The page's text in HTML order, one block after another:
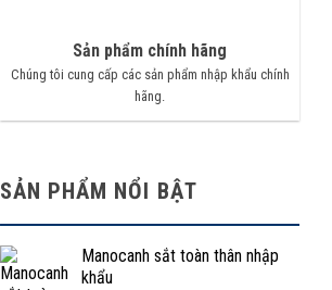
Sản phẩm chính hãng
Chúng tôi cung cấp các sản phẩm nhập khẩu chính
hãng.
SẢN PHẨM NỔI BẬT
Manocanh sắt toàn thân nhập
khẩu